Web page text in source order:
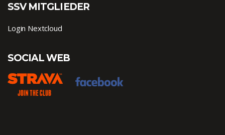
SSV MITGLIEDER
Login Nextcloud
SOCIAL WEB